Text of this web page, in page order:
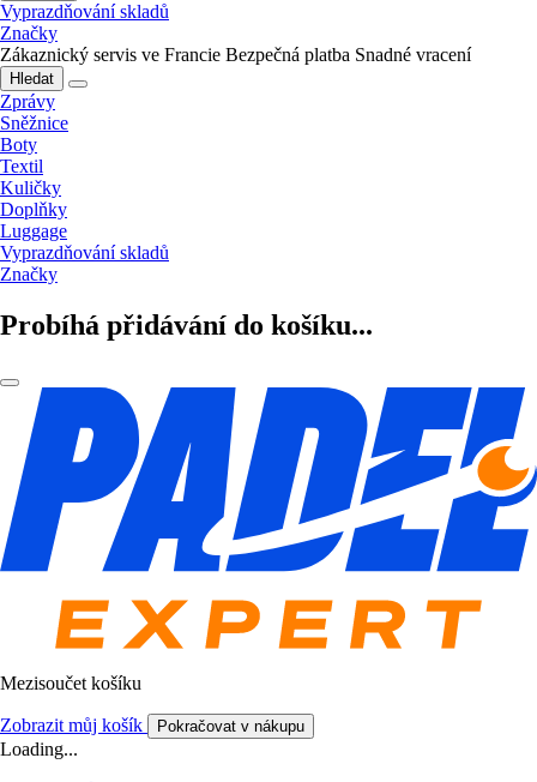
Vyprazdňování skladů
Značky
Zákaznický servis ve Francie Bezpečná platba Snadné vracení
Hledat
Zprávy
Sněžnice
Boty
Textil
Kuličky
Doplňky
Luggage
Vyprazdňování skladů
Značky
Probíhá přidávání do košíku...
Mezisoučet košíku
Zobrazit můj košík Pokračovat v nákupu
Loading...